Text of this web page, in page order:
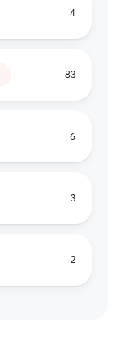
4
83
6
3
2